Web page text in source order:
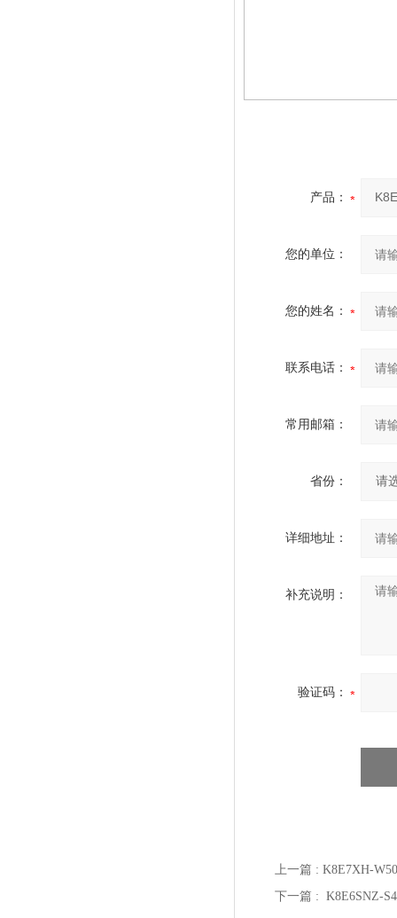
产品：
您的单位：
您的姓名：
联系电话：
常用邮箱：
省份：
详细地址：
补充说明：
验证码：
上一篇 : K8E7XH-
下一篇 : K8E6SNZ-